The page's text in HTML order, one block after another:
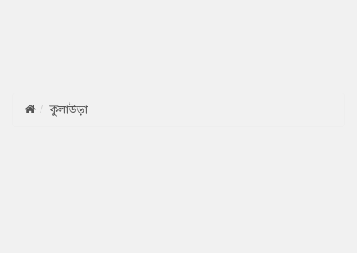
কুলাউড়া